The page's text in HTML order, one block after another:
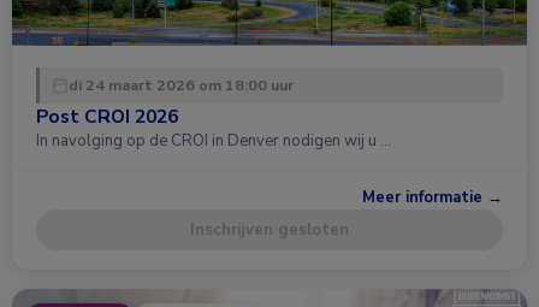
di 24 maart 2026 om 18:00 uur
Post CROI 2026
In navolging op de CROI in Denver nodigen wij u …
Meer informatie →
Inschrijven gesloten